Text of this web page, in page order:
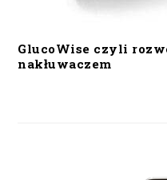
GlucoWise czyli
nakłuwaczem